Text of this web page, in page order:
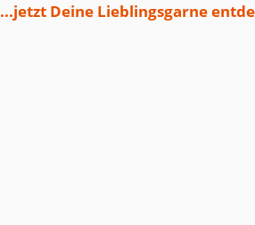
...jetzt Deine Lieblingsgarne